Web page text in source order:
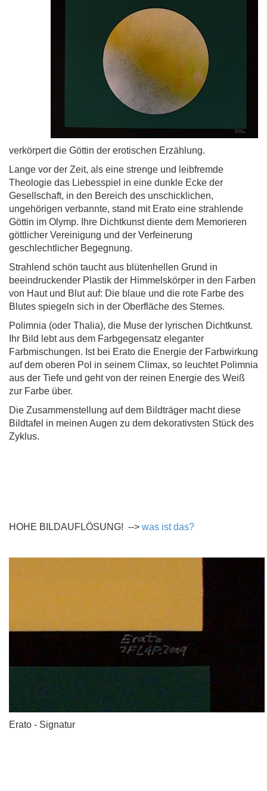
verkörpert die Göttin der erotischen Erzählung.
Lange vor der Zeit, als eine strenge und leibfremde
Theologie das Liebesspiel in eine dunkle Ecke der
Gesellschaft, in den Bereich des unschicklichen,
ungehörigen verbannte, stand mit Erato eine strahlende
Göttin im Olymp. Ihre Dichtkunst diente dem Memorieren
göttlicher Vereinigung und der Verfeinerung
geschlechtlicher Begegnung.
Strahlend schön taucht aus blütenhellen Grund in
beeindruckender Plastik der Himmelskörper in den Farben
von Haut und Blut auf: Die blaue und die rote Farbe des
Blutes spiegeln sich in der Oberfläche des Sternes.
Polimnia (oder Thalia), die Muse der lyrischen Dichtkunst.
Ihr Bild lebt aus dem Farbgegensatz eleganter
Farbmischungen. Ist bei Erato die Energie der Farbwirkung
auf dem oberen Pol in seinem Climax, so leuchtet Polimnia
aus der Tiefe und geht von der reinen Energie des Weiß
zur Farbe über.
Die Zusammenstellung auf dem Bildträger macht diese
Bildtafel in meinen Augen zu dem dekorativsten Stück des
Zyklus.
HOHE BILDAUFLÖSUNG! --> was ist das?
Erato - Signatur